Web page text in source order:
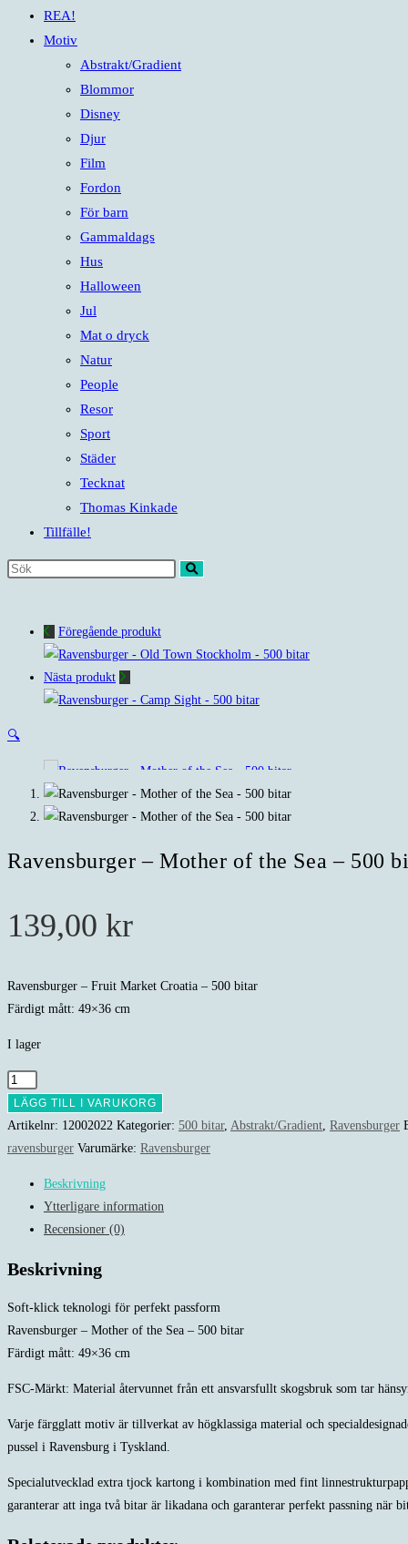
REA!
Motiv
Abstrakt/Gradient
Blommor
Disney
Djur
Film
Fordon
För barn
Gammaldags
Hus
Halloween
Jul
Mat o dryck
Natur
People
Resor
Sport
Städer
Tecknat
Thomas Kinkade
Tillfälle!
Sök
webbplats Föregående produkt
Nästa produkt
🔍
Ravensburger – Mother of the Sea – 500
139,00 kr
Ravensburger – Fruit Market Croatia – 500 bitar
Färdigt mått: 49×36 cm
I lager
Ravensburger
Mother
of
bitar
LÄGG TILL I VARUKORG
Artikelnr: 12002022 Kategorier: 500 bitar, Abstrakt/Gradient Ravensburger
ravensburger Varumärke: Ravensburger
Beskrivning
Ytterligare information
Recensioner (0)
Beskrivning
Soft-klick teknologi för perfekt passform
Ravensburger – Mother of the Sea – 500 bitar
Färdigt mått: 49×36 cm
FSC-Märkt: Material återvunnet från ett ansvarsfullt skogsbruk som tar
Varje färgglatt motiv är tillverkat av högklassiga material och
pussel i Ravensburg i Tyskland.
Specialutvecklad extra tjock kartong i kombination med fint
garanterar att inga två bitar är likadana och garanterar perfekt passning